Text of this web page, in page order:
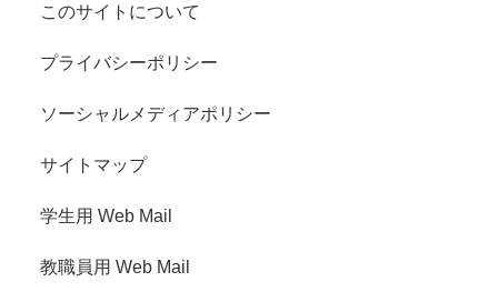
このサイトについて
プライバシーポリシー
ソーシャルメディアポリシー
サイトマップ
学生用 Web Mail
教職員用 Web Mail